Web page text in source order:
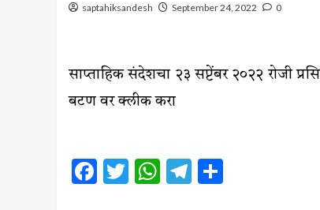
saptahiksandesh September 24, 2022 0
साप्ताहिक संदेशचा २३ सप्टेंबर २०२२ रोजी
बटण वर क्लीक करा
Facebook
Twitter
WhatsApp
Telegram